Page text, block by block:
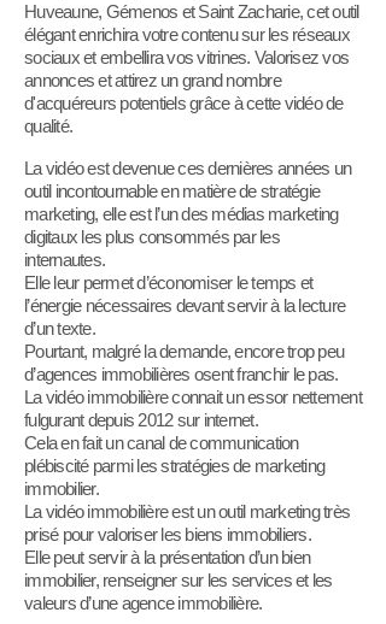
Huveaune, Gémenos et Saint Zacharie, cet outil
élégant enrichira votre contenu sur les réseaux
sociaux et embellira vos vitrines. Valorisez vos
annonces et attirez un grand nombre
d'acquéreurs potentiels grâce à cette vidéo de
qualité.
La vidéo est devenue ces dernières années un
outil incontournable en matière de stratégie
marketing, elle est l’un des médias marketing
digitaux les plus consommés par les
internautes.
Elle leur permet d’économiser le temps et
l’énergie nécessaires devant servir à la lecture
d’un texte.
Pourtant, malgré la demande, encore trop peu
d’agences immobilières osent franchir le pas.
La vidéo immobilière connait un essor nettement
fulgurant depuis 2012 sur internet.
Cela en fait un canal de communication
plébiscité parmi les stratégies de marketing
immobilier.
La vidéo immobilière est un outil marketing très
prisé pour valoriser les biens immobiliers.
Elle peut servir à la présentation d’un bien
immobilier, renseigner sur les services et les
valeurs d’une agence immobilière.